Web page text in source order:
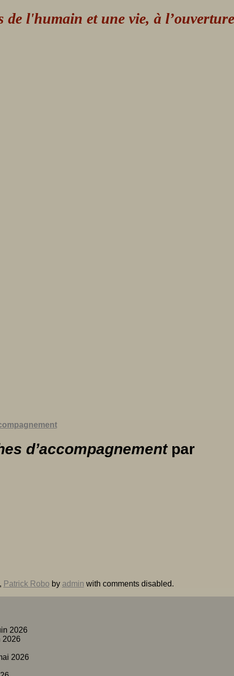
l'humain et une vie, à l’ouverture
d’accompagnementpar
, Patrick Robo by admin with comments disabled.
2026
2026
2026